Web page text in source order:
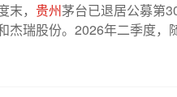
， 贵州茅台已退居公募第
杰瑞股份。2026年二季度